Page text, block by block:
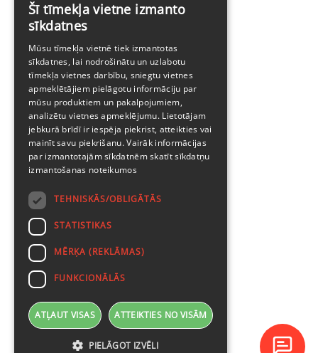
LATVIAN
Šī tīmekļa vietne izmanto
sīkdatnes
Mūsu tīmekļa vietnē tiek izmantotas
sīkdatnes, lai nodrošinātu un uzlabotu
tīmekļa vietnes darbību, sniegtu vietnes
apmeklētājiem pielāgotu informāciju par
mūsu produktiem un pakalpojumiem,
analizētu vietnes apmeklējumu. Lietotājam
jebkurā brīdī ir iespēja piekrist, atteikties vai
mainīt savu piekrišanu. Vairāk informācijas
par izmantotajām sīkdatnēm skatītsīkdatņu
izmantošanas noteikumos
TEHNISKĀS/OBLIGĀTĀS
STATISTIKAS
MĒRĶA (REKLĀMAS)
FUNKCIONĀLĀS
ATĻAUT VISAS ATTEIKTIES NO VISĀM
PIELĀGOT IZVĒLI